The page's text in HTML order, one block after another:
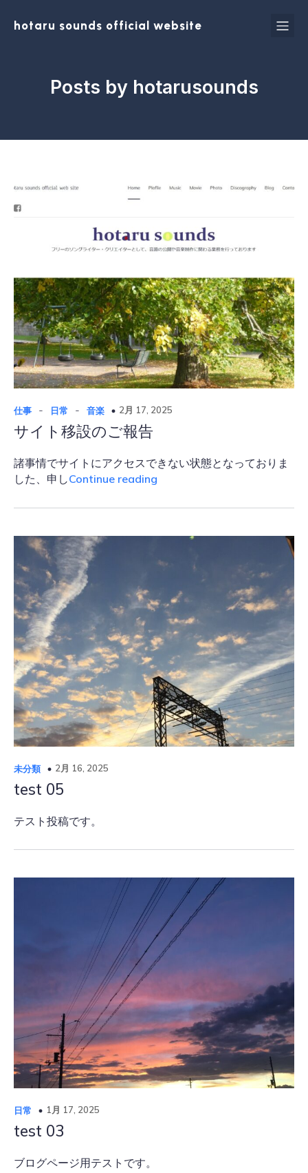
hotaru sounds official website
Posts by hotarusounds
仕事 - 日常 - 音楽 2月 17, 2025
サイト移設のご報告
諸事情でサイトにアクセスできない状態となっておりま
した、申しContinue reading
ト
の
告
未分類 2月 16, 2025
test 05
テスト投稿です。
日常 1月 17, 2025
test 03
ブログページ用テストです。